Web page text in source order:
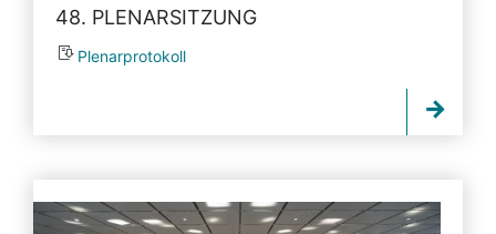
48. PLENARSITZUNG
Plenarprotokoll